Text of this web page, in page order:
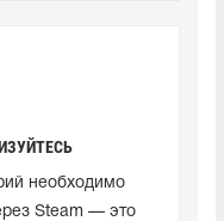
необходимо
Steam — это